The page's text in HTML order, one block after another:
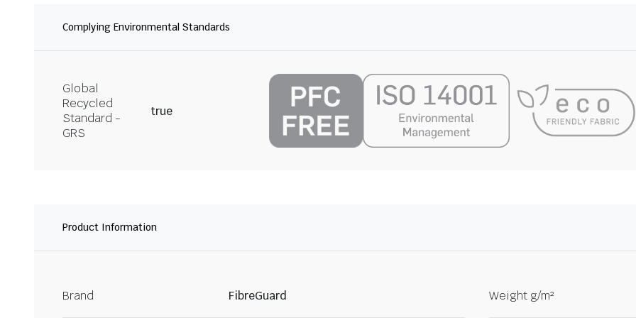
Complying Environmental Standards
Global
Recycled
Standard -
GRS
true
Product Information
Brand FibreGuard Weight g/m²